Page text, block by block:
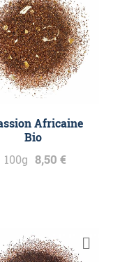
Africaine
Bio
100g 8,50 €